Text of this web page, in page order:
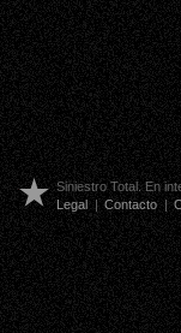
Siniestro Total. En
Legal | Contacto |